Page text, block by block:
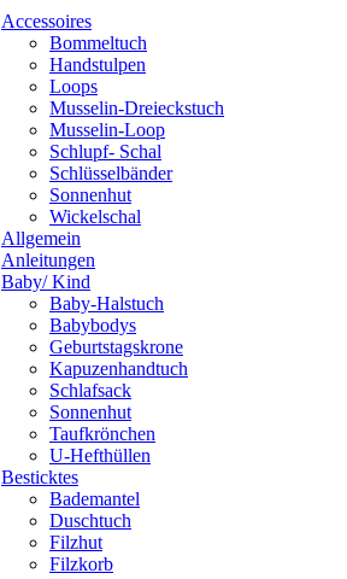
Accessoires
Bommeltuch
Handstulpen
Loops
Musselin-Dreieckstuch
Musselin-Loop
Schlupf- Schal
Schlüsselbänder
Sonnenhut
Wickelschal
Allgemein
Anleitungen
Baby/ Kind
Baby-Halstuch
Babybodys
Geburtstagskrone
Kapuzenhandtuch
Schlafsack
Sonnenhut
Taufkrönchen
U-Hefthüllen
Besticktes
Bademantel
Duschtuch
Filzhut
Filzkorb